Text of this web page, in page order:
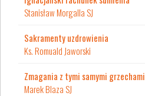
Stanisław Morgalla SJ
Sakramenty uzdrowienia
Ks. Romuald Jaworski
Zmagania z tymi samymi grzechami
Marek Blaza SJ